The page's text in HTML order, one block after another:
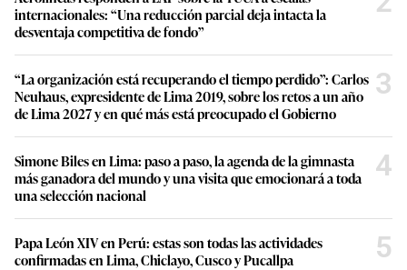
internacionales: “Una reducción parcial deja intacta la
desventaja competitiva de fondo”
“La organización está recuperando el tiempo perdido”: Carlos
Neuhaus, expresidente de Lima 2019, sobre los retos a un año
de Lima 2027 y en qué más está preocupado el Gobierno
3
Simone Biles en Lima: paso a paso, la agenda de la gimnasta
más ganadora del mundo y una visita que emocionará a toda
una selección nacional
4
Papa León XIV en Perú: estas son todas las actividades
confirmadas en Lima, Chiclayo, Cusco y Pucallpa
5